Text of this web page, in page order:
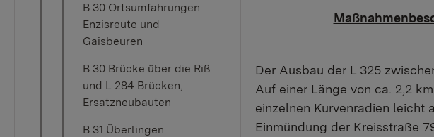
B 30 Ortsumfahrungen
Enzisreute und
Gaisbeuren
B 30 Brücke über die Riß
und L 284 Brücken,
Ersatzneubauten
B 31 Überlingen
Der Ausbau der L 325
Auf einer Länge von ca. 2,2
einzelnen Kurvenradien leicht
Einmündung der Kreisstraße